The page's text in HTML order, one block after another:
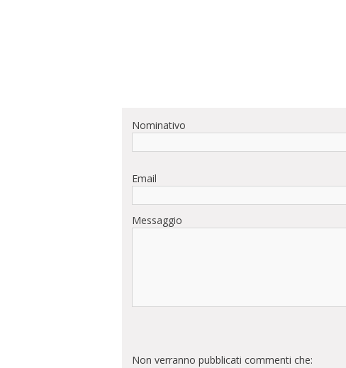
Nominativo
Email
Messaggio
Non verranno pubblicati commenti che: